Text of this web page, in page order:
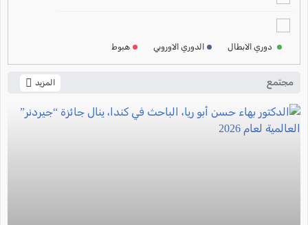
ترتيب الدوري الايطالي
دوري الابطال الدوري الاوروبي هبوط
مجتمع المزيد